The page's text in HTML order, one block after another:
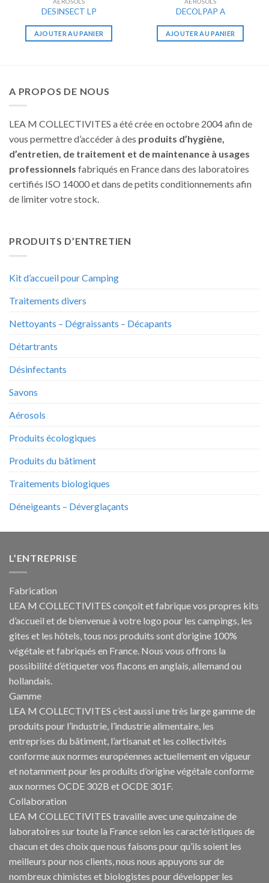
DESINSECT LP
AJOUTER AU PANIER
DECOLPAP A
AJOUTER AU PANIER
A PROPOS DE NOUS
LEA M COLLECTIVITES a été crée en octobre 2004 afin de
vous permettre d’accéder à des produits d’hygiène,
d’entretien, de traitement et de maintenance à usages
professionnels fabriqués en France dans des laboratoires
certifiés ISO 14000 et dans de petits conditionnements afin
de limiter votre stock.
PRODUITS D’ENTRETIEN
Kit d’accueil pour Camping
Traitements divers
Nettoyants – Dégraissants – Décapants
Détartrants
Désinfectants
Savons
Aérosols
Produits écologiques
Produits du bâtiment
Traitements biologiques
Déneigeants – Déverglaçants
L’ENTREPRISE
Fabrication
LEA M COLLECTIVITES conçoit et fabrique vos propres kits
d’accueil et de bienvenue à votre logo pour les campings, les
gites et les hôtels, tous nos produits sont d’origine 100%
végétale et fabriqués en France. Nous vous offrons la
possibilité d’étiqueter vos flacons en anglais, allemand ou
hollandais.
Gamme
LEA M COLLECTIVITES c’est aussi une très large gamme de
produits pour l’industrie, l’industrie alimentaire, les
entreprises du bâtiment, l’artisanat et les collectivités
conforme aux normes européennes actuellement en vigueur
et notamment pour les produits d’origine végétale conforme
aux normes OCDE 302B et OCDE 301F.
Collaboration
LEA M COLLECTIVITES travaille avec une quinzaine de
laboratoires sur toute la France selon les caractéristiques de
chacun et des choix que nous faisons pour qu’ils soient les
meilleurs pour nos clients, nous nous appuyons sur de
nombreux chimistes et biologistes pour développer les